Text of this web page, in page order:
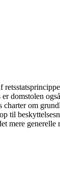
domstolen
charter om
til
mere generelle